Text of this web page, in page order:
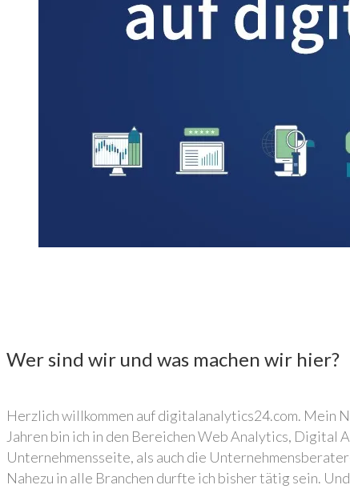
Wer sind wir und was machen wir hier?
Herzlich willkommen auf digitalanalytics24.com. Mein
Jahren bin ich in den Bereichen Web Analytics, Digital
Unternehmensseite, als auch die
Nahezu in alle Branchen durfte ich bisher tätig sein.